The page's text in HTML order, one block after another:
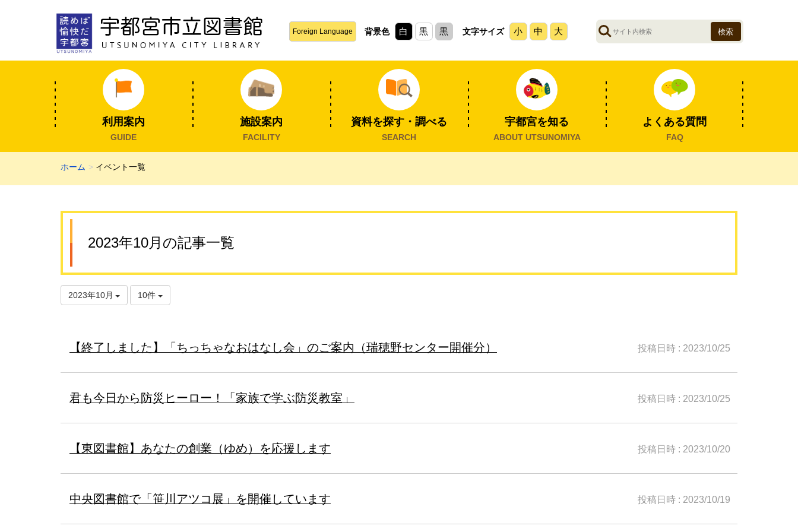
Foreign Language 背景色 白 黒 黒 文字サイズ 小 中 大
サ
イ
ト
利用案内
GUIDE
施設案内
FACILITY
資料を探す・調べる
SEARCH
宇都宮を知る
ABOUT UTSUNOMIYA
よくある質問
FAQ
ホーム イベント一覧
2023年10月の記事一覧
2023年10月 10件
【終了しました】「ちっちゃなおはなし会」のご案内（瑞穂野センター開催分） 投稿日時 : 2023/10/25
君も今日から防災ヒーロー！「家族で学ぶ防災教室」 投稿日時 : 2023/10/25
【東図書館】あなたの創業（ゆめ）を応援します 投稿日時 : 2023/10/20
中央図書館で「笹川アツコ展」を開催しています 投稿日時 : 2023/10/19